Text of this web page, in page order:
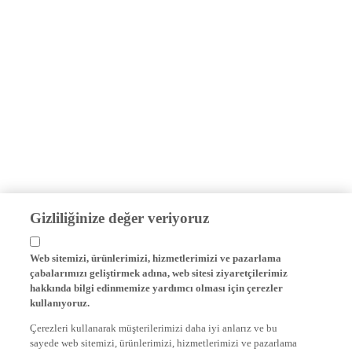
Gizliliğinize değer veriyoruz
Web sitemizi, ürünlerimizi, hizmetlerimizi ve pazarlama
çabalarımızı geliştirmek adına, web sitesi ziyaretçilerimiz
hakkında bilgi edinmemize yardımcı olması için çerezler
kullanıyoruz.
sayede web sitemizi, ürünlerimizi, hizmetlerimizi ve pazarlama
çalışmalarımızı geliştiririz.